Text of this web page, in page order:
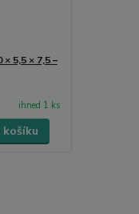
5,5 × 7,5 –
ihned 1 ks